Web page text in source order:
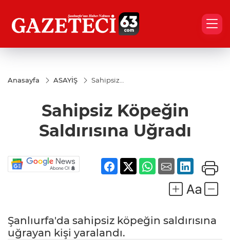
Anasayfa ASAYİŞ
Sahipsiz
Uğradı
Sahipsiz Köpeğin
Saldırısına Uğradı
Şanlıurfa'da sahipsiz köpeğin saldırısına
uğrayan kişi yaralandı.